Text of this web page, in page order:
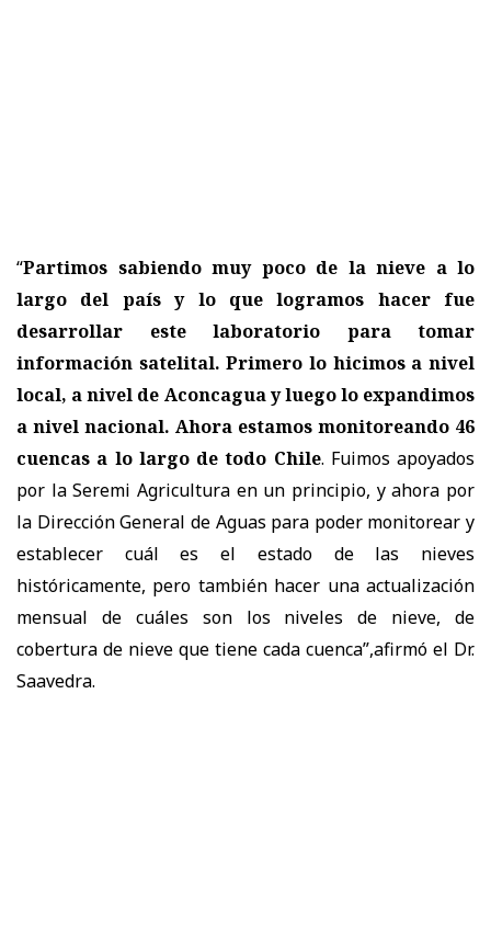
“Partimos sabiendo muy poco de la nieve a lo
largo del país y lo que logramos hacer fue
desarrollar este laboratorio para tomar
información satelital. Primero lo hicimos a nivel
local, a nivel de Aconcagua y luego lo expandimos
a nivel nacional. Ahora estamos monitoreando 46
cuencas a lo largo de todo Chile. Fuimos apoyados
por la Seremi Agricultura en un principio, y ahora por
la Dirección General de Aguas para poder monitorear y
establecer cuál es el estado de las nieves
históricamente, pero también hacer una actualización
mensual de cuáles son los niveles de nieve, de
cobertura de nieve que tiene cada cuenca”,afirmó el Dr.
Saavedra.